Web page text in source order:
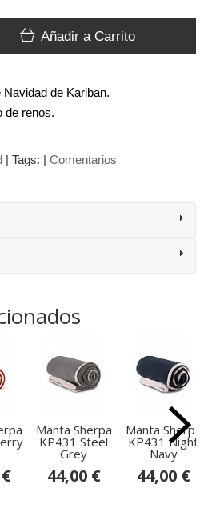
Añadir a Carrito
de Kariban.
de renos.
| Tags: | Comentarios
Manta Sherpa
KP431 Steel
Grey
44,00 €
Manta Sherpa
KP431 Night
Navy
44,00 €